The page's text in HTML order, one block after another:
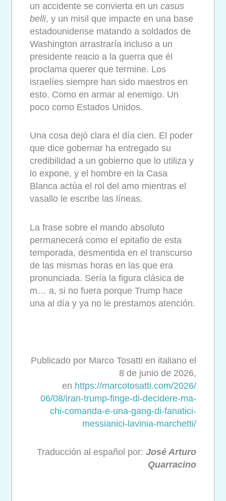
un accidente se convierta en un casus
belli, y un misil que impacte en una base
estadounidense matando a soldados de
Washington arrastraría incluso a un
presidente reacio a la guerra que él
proclama querer que termine. Los
israelíes siempre han sido maestros en
esto. Como en armar al enemigo. Un
poco como Estados Unidos.
Una cosa dejó clara el día cien. El poder
que dice gobernar ha entregado su
credibilidad a un gobierno que lo utiliza y
lo expone, y el hombre en la Casa
Blanca actúa el rol del amo mientras el
vasallo le escribe las líneas.
La frase sobre el mando absoluto
permanecerá como el epitafio de esta
temporada, desmentida en el transcurso
de las mismas horas en las que era
pronunciada. Sería la figura clásica de
m… a, si no fuera porque Trump hace
una al día y ya no le prestamos atención.
Publicado por Marco Tosatti en italiano el
8 de junio de 2026,
en https://marcotosatti.com/2026/
06/08/iran-trump-finge-di-decidere-ma-
chi-comanda-e-una-gang-di-fanatici-
messianici-lavinia-marchetti/
Traducción al español por: José Arturo
Quarracino